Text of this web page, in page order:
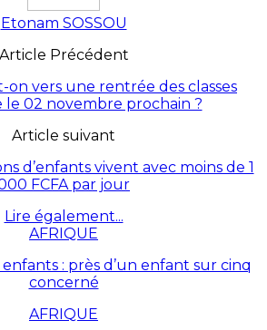
Etonam SOSSOU
Article Précédent
on vers une rentrée des classes
02 novembre prochain ?
Article suivant
d’enfants vivent avec moins de 1
FCFA par jour
Lire également...
AFRIQUE
: près d’un enfant sur cinq
concerné
AFRIQUE